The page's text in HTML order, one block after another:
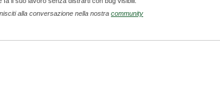
alla conversazione nella nostra community